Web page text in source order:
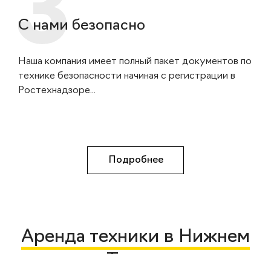
С нами безопасно
Наша компания имеет полный пакет документов по
технике безопасности начиная с регистрации в
Ростехнадзоре...
Подробнее
Аренда техники в Нижнем